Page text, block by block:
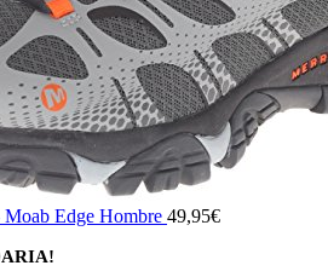
Edge Hombre 49,95€